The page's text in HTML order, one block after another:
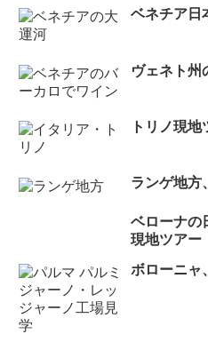
ベネチア日
ヴェネト州
トリノ現地
ランゲ地方
ベローナの
現地ツアー
ボローニャ